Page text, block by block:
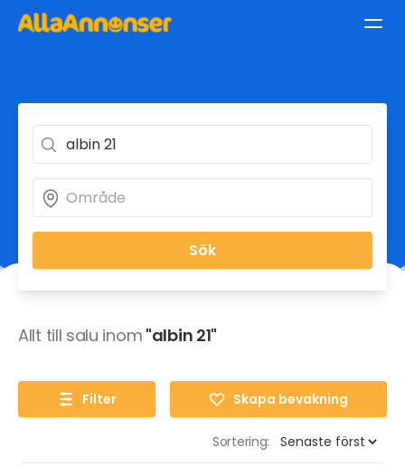
Sök
Allt till salu inom "albin 21"
Filter Skapa bevakning
Sortering: